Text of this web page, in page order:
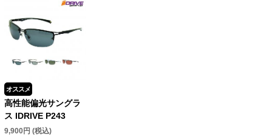
オススメ
高性能偏光サングラ
ス IDRIVE P243
9,900円 (税込)